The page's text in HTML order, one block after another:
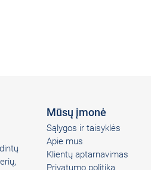
Mūsų įmonė
Sąlygos ir taisyklės
Apie mus
Klientų aptarnavimas
Privatumo politika